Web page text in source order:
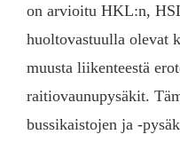
on arvioitu HKL:n,
huoltovastuulla olevat
muusta liikenteestä
raitiovaunupysäkit.
bussikaistojen ja -